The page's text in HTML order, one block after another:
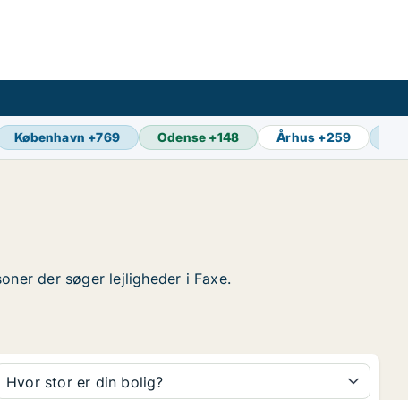
København +769 Odense +148 Århus +259
der søger lejligheder i Faxe.
Hvor stor er din bolig?